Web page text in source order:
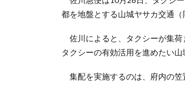
都を地盤とする山城ヤサカ交通
佐川によると、タクシーが集荷
タクシーの有効活用を進めたい山
集配を実施するのは、府内の笠